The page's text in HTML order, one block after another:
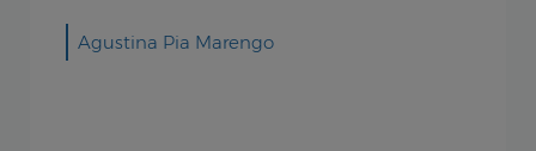
Agustina Pia Marengo